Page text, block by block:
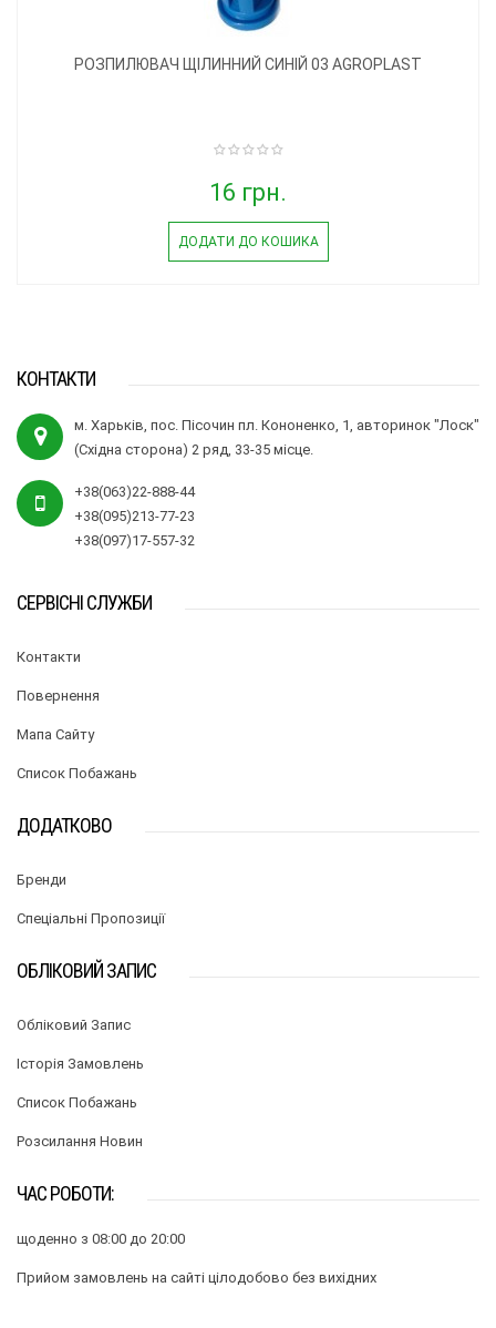
РОЗПИЛЮВАЧ ЩІЛИННИЙ СИНІЙ 03 AGROPLAST
16 грн.
ДОДАТИ ДО КОШИКА
КОНТАКТИ
м. Харьків, пос. Пісочин пл. Кононенко, 1, авторинок "Лоск"
(Східна сторона) 2 ряд, 33-35 місце.
+38(063)22-888-44
+38(095)213-77-23
+38(097)17-557-32
СЕРВІСНІ СЛУЖБИ
Контакти
Повернення
Мапа Сайту
Список Побажань
ДОДАТКОВО
Бренди
Спеціальні Пропозиції
ОБЛІКОВИЙ ЗАПИС
Обліковий Запис
Історія Замовлень
Список Побажань
Розсилання Новин
ЧАС РОБОТИ:
щоденно з 08:00 до 20:00
Прийом замовлень на сайті цілодобово без вихідних